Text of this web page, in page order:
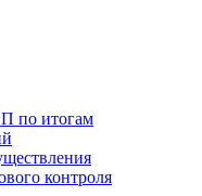
по итогам
контроля